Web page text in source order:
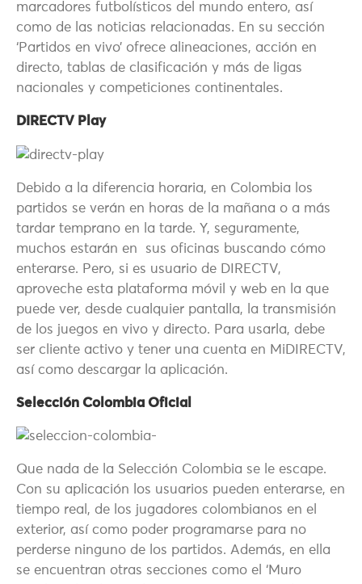
marcadores futbolísticos del mundo entero, así
como de las noticias relacionadas. En su sección
‘Partidos en vivo’ ofrece alineaciones, acción en
directo, tablas de clasificación y más de ligas
nacionales y competiciones continentales.
DIRECTV Play
Debido a la diferencia horaria, en Colombia los
partidos se verán en horas de la mañana o a más
tardar temprano en la tarde. Y, seguramente,
muchos estarán en sus oficinas buscando cómo
enterarse. Pero, si es usuario de DIRECTV,
aproveche esta plataforma móvil y web en la que
puede ver, desde cualquier pantalla, la transmisión
de los juegos en vivo y directo. Para usarla, debe
ser cliente activo y tener una cuenta en MiDIRECTV,
así como descargar la aplicación.
Selección Colombia Oficial
Que nada de la Selección Colombia se le escape.
Con su aplicación los usuarios pueden enterarse, en
tiempo real, de los jugadores colombianos en el
exterior, así como poder programarse para no
perderse ninguno de los partidos. Además, en ella
se encuentran otras secciones como el ‘Muro